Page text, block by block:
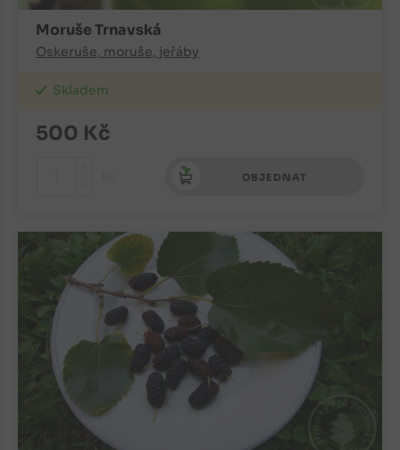
Moruše Trnavská
Oskeruše, moruše, jeřáby
Skladem
500 Kč
OBJEDNAT